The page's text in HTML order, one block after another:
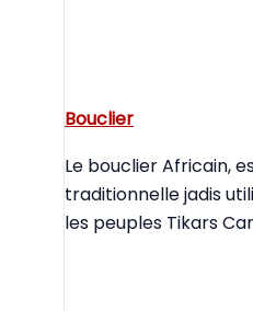
Bouclier
Le bouclier Africain,
traditionnelle jadis
les peuples Tikars